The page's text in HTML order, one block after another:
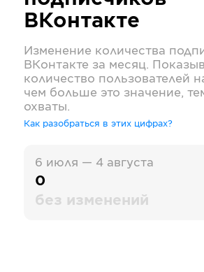
ВКонтакте
Изменение количества
ВКонтакте за месяц.
количество пользователей
чем больше это значение,
охваты.
Как разобраться в этих цифрах?
6 июля — 4 августа
0
без изменений